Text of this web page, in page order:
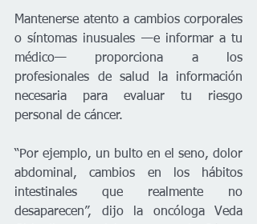
Mantenerse atento a cambios corporales
o síntomas inusuales —e informar a tu
médico— proporciona a los
profesionales de salud la información
necesaria para evaluar tu riesgo
personal de cáncer.
“Por ejemplo, un bulto en el seno, dolor
abdominal, cambios en los hábitos
intestinales que realmente no
desaparecen”, dijo la oncóloga Veda